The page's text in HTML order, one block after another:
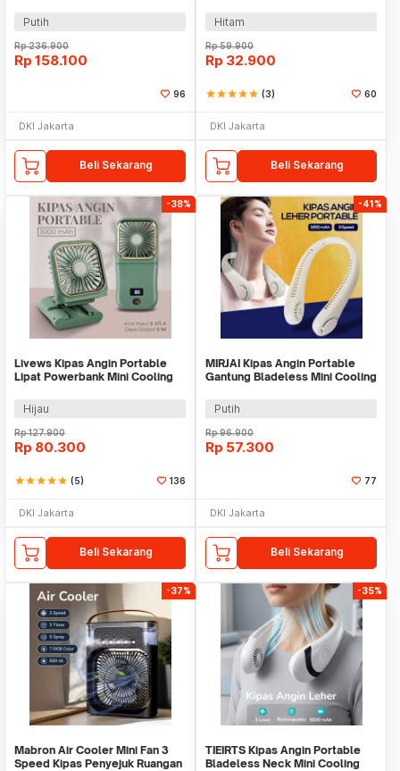
Putih
Rp236.900
Rp 158.100
96
DKI Jakarta
Beli Sekarang
Hitam
Rp59.900
Rp 32.900
starstarstarstarstar (3) 60
DKI Jakarta
Beli Sekarang
-38%
Livews Kipas Angin Portable
Lipat Powerbank Mini Cooling
Hijau
Rp127.900
Rp 80.300
starstarstarstarstar (5) 136
DKI Jakarta
Beli Sekarang
-41%
MIRJAI Kipas Angin Portable
Gantung Bladeless Mini Cooling
Putih
Rp96.900
Rp 57.300
77
DKI Jakarta
Beli Sekarang
-37%
Mabron Air Cooler Mini Fan 3
Speed Kipas Penyejuk Ruangan
-35%
TIEIRTS Kipas Angin Portable
Bladeless Neck Mini Cooling